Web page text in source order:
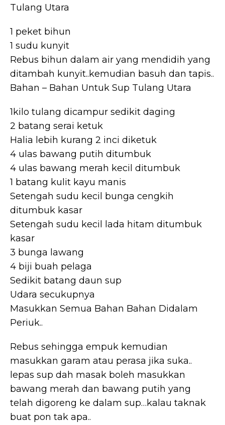
Tulang Utara
1 peket bihun
1 sudu kunyit
Rebus bihun dalam air yang mendidih yang
ditambah kunyit..kemudian basuh dan tapis..
Bahan – Bahan Untuk Sup Tulang Utara
1kilo tulang dicampur sedikit daging
2 batang serai ketuk
Halia lebih kurang 2 inci diketuk
4 ulas bawang putih ditumbuk
4 ulas bawang merah kecil ditumbuk
1 batang kulit kayu manis
Setengah sudu kecil bunga cengkih
ditumbuk kasar
Setengah sudu kecil lada hitam ditumbuk
kasar
3 bunga lawang
4 biji buah pelaga
Sedikit batang daun sup
Udara secukupnya
Masukkan Semua Bahan Bahan Didalam
Periuk..
Rebus sehingga empuk kemudian
masukkan garam atau perasa jika suka..
lepas sup dah masak boleh masukkan
bawang merah dan bawang putih yang
telah digoreng ke dalam sup…kalau taknak
buat pon tak apa..